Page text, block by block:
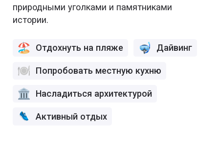
природными уголками и памятниками
истории.
Отдохнуть на пляже Дайвинг
Попробовать местную кухню
Насладиться архитектурой
Активный отдых